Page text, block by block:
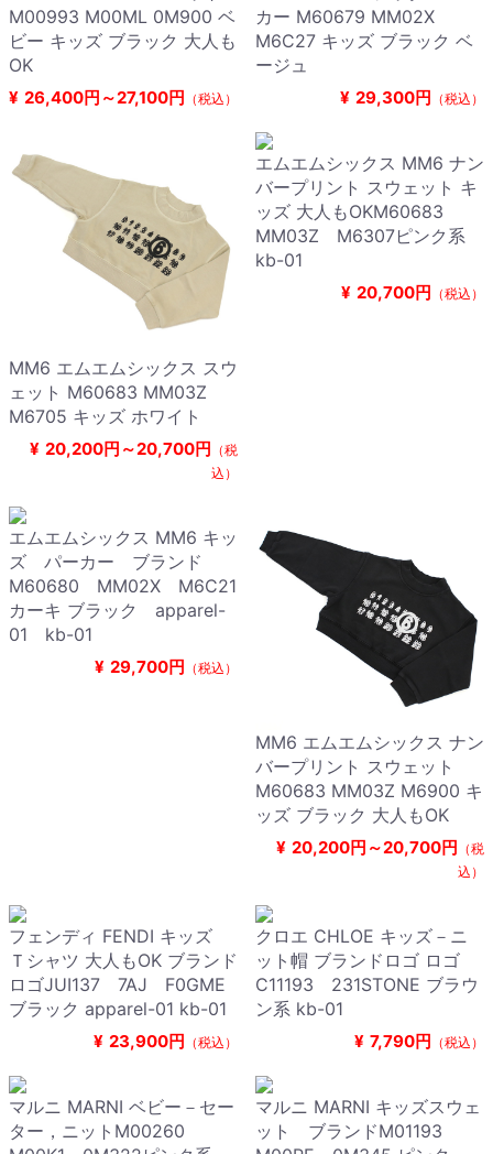
M00993 M00ML 0M900 ベ
ビー キッズ ブラック 大人も
OK
¥ 26,400円～27,100円 （税込）
カー M60679 MM02X
M6C27 キッズ ブラック ベ
ージュ
¥ 29,300円 （税込）
MM6 エムエムシックス スウ
ェット M60683 MM03Z
M6705 キッズ ホワイト
¥ 20,200円～20,700円 （税
込）
エムエムシックス MM6 ナン
バープリント スウェット キ
ッズ 大人もOKM60683
MM03Z M6307ピンク系
kb-01
¥ 20,700円 （税込）
エムエムシックス MM6 キッ
ズ パーカー ブランド
M60680 MM02X M6C21
カーキ ブラック apparel-
01 kb-01
¥ 29,700円 （税込）
MM6 エムエムシックス ナン
バープリント スウェット
M60683 MM03Z M6900 キ
ッズ ブラック 大人もOK
¥ 20,200円～20,700円 （税
込）
フェンディ FENDI キッズ
Ｔシャツ 大人もOK ブランド
ロゴJUI137 7AJ F0GME
ブラック apparel-01 kb-01
¥ 23,900円 （税込）
クロエ CHLOE キッズ－ニ
ット帽 ブランドロゴ ロゴ
C11193 231STONE ブラウ
ン系 kb-01
¥ 7,790円 （税込）
マルニ MARNI ベビー－セー
ター，ニットM00260
マルニ MARNI キッズスウェ
ット ブランドM01193